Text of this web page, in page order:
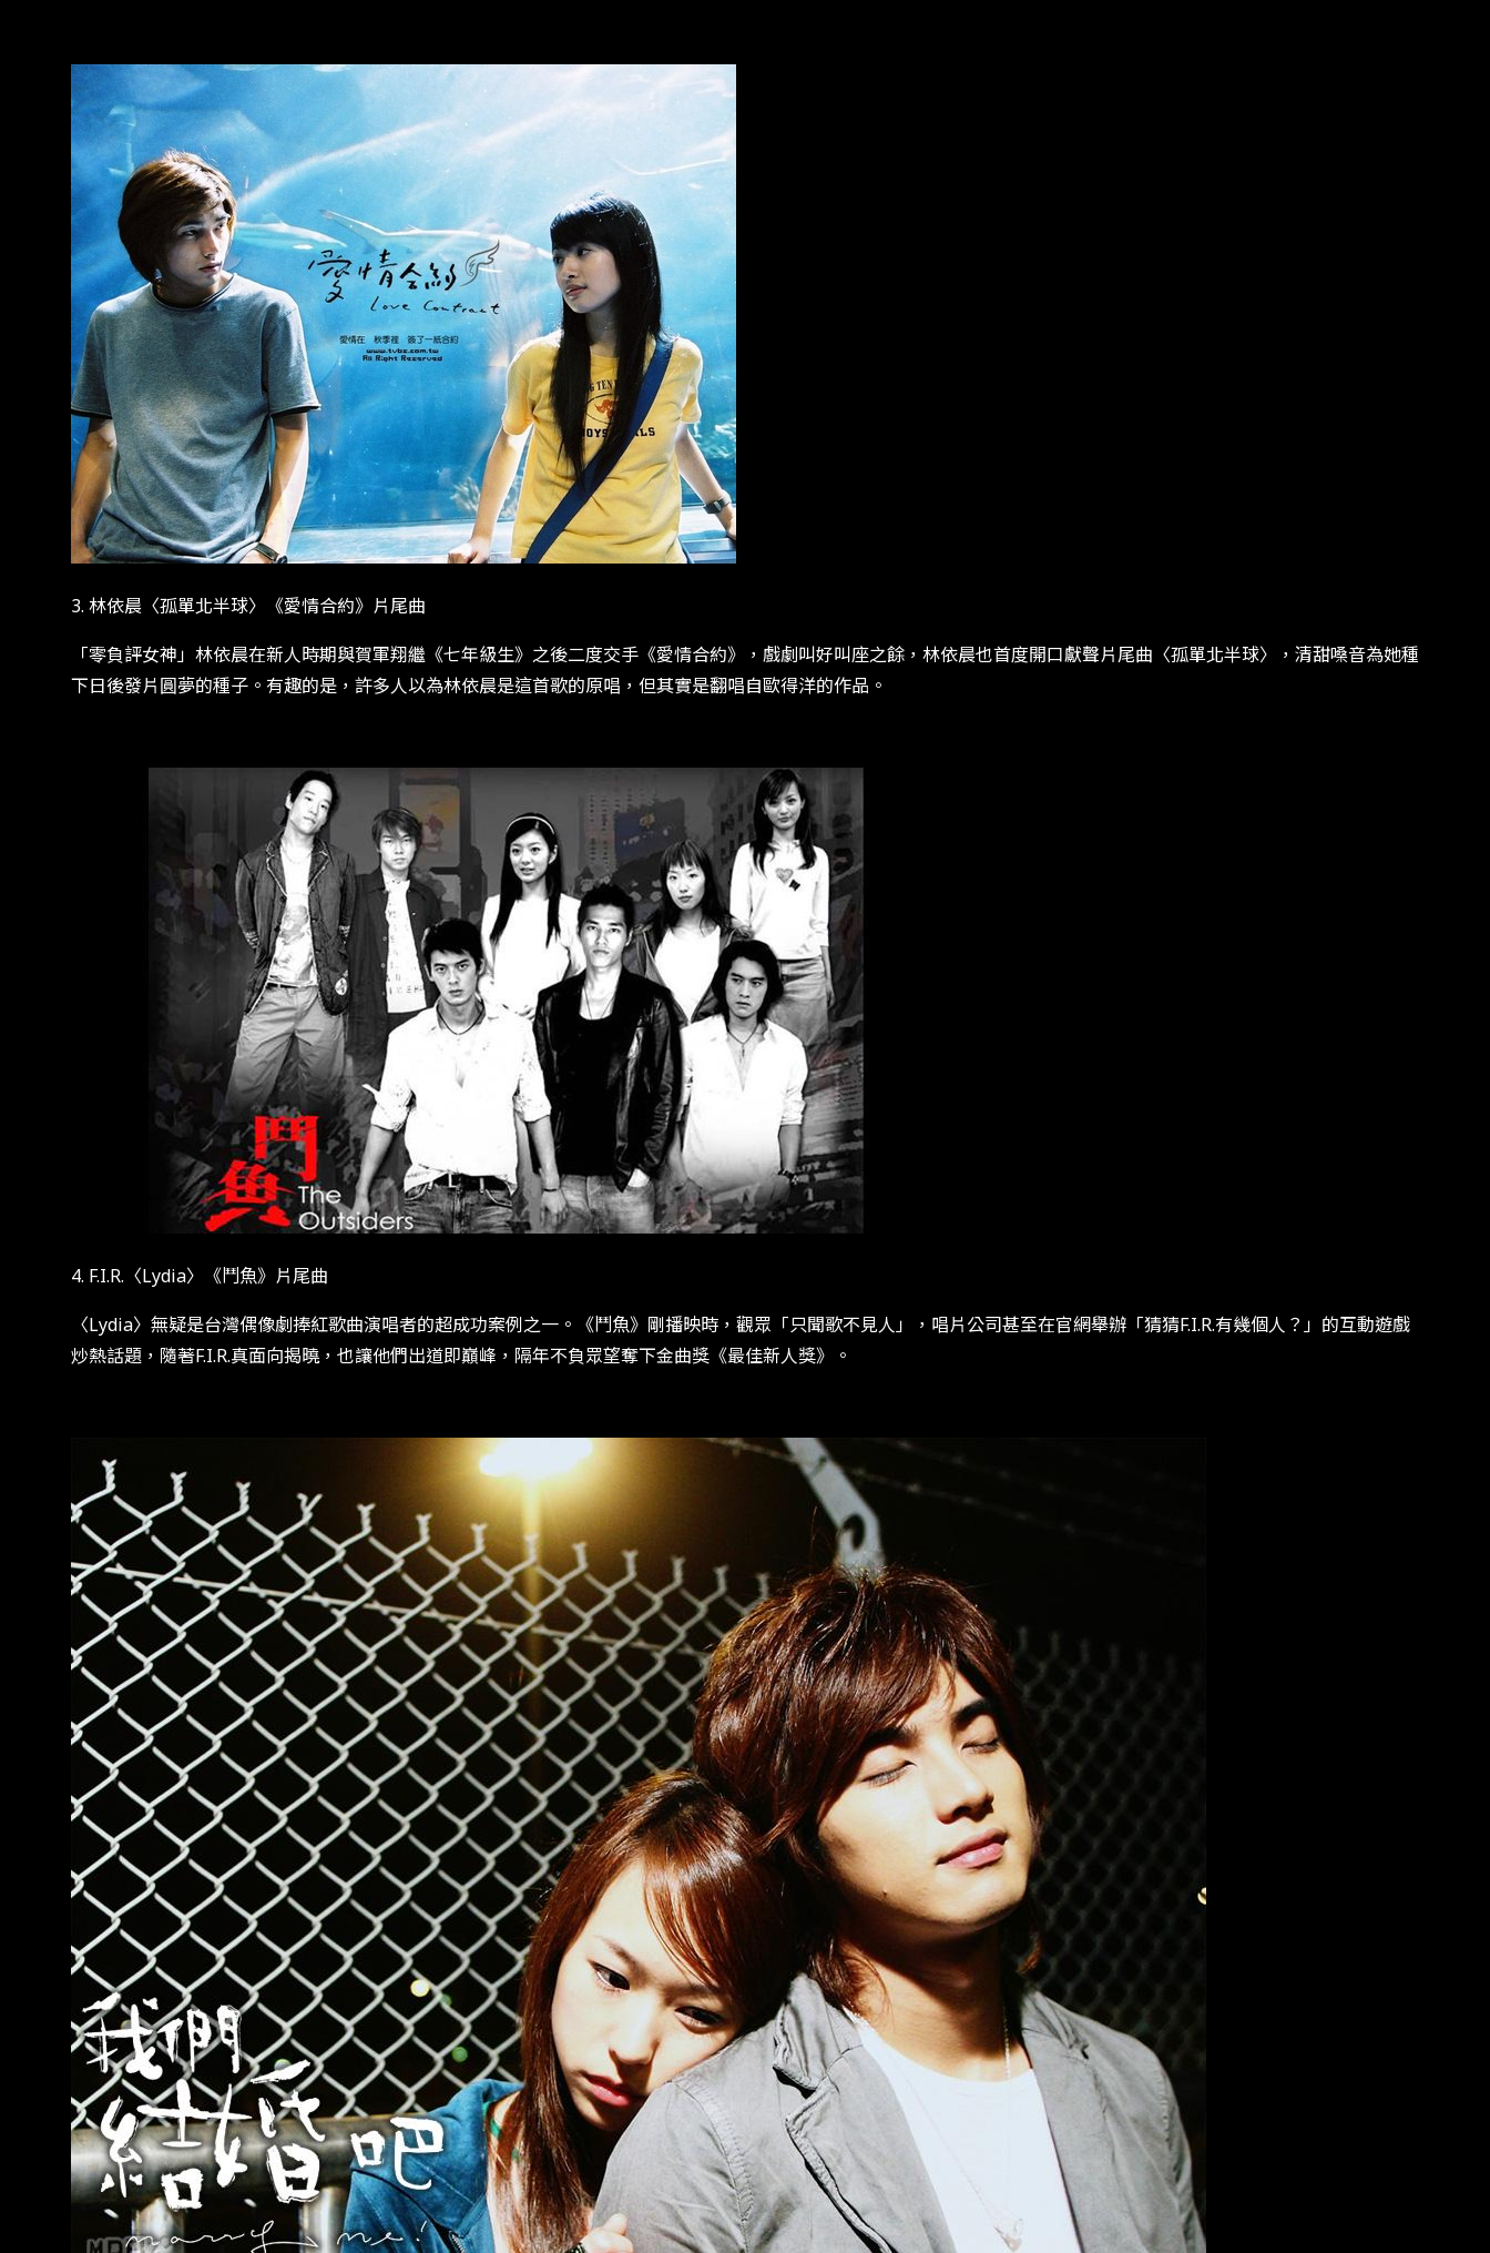
3. 林依晨〈孤單北半球〉《愛情合約》片尾曲
「零負評女神」林依晨在新人時期與賀軍翔繼《七年級生》之後二度交手《愛情合約》，戲劇叫好叫座之餘，林依晨也首度開口獻聲片尾曲〈孤單北半球〉，清甜嗓音為她種
下日後發片圓夢的種子。有趣的是，許多人以為林依晨是這首歌的原唱，但其實是翻唱自歐得洋的作品。
4. F.I.R.〈Lydia〉《鬥魚》片尾曲
〈Lydia〉無疑是台灣偶像劇捧紅歌曲演唱者的超成功案例之一。《鬥魚》剛播映時，觀眾「只聞歌不見人」，唱片公司甚至在官網舉辦「猜猜F.I.R.有幾個人？」的互動遊戲
炒熱話題，隨著F.I.R.真面向揭曉，也讓他們出道即巔峰，隔年不負眾望奪下金曲獎《最佳新人獎》。